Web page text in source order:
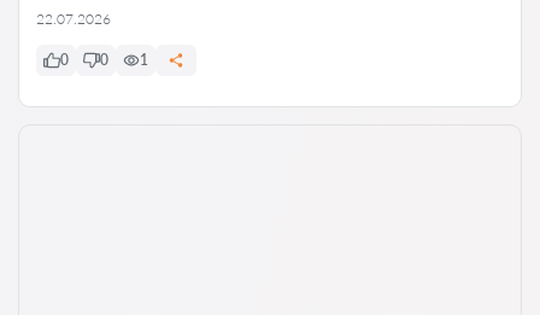
22.07.2026
0 0 1